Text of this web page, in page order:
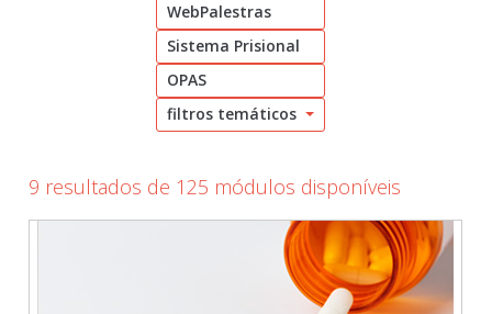
pt_br
WebPalestras
Sistema Prisional
OPAS
filtros temáticos
9 resultados de 125 módulos disponíveis